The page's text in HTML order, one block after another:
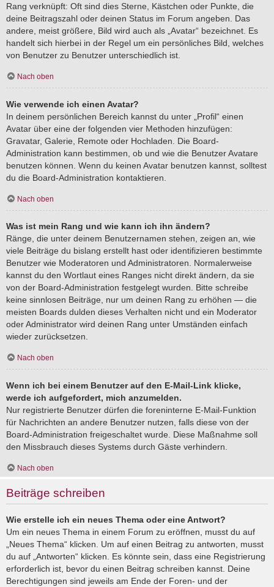
Rang verknüpft: Oft sind dies Sterne, Kästchen oder Punkte, die
deine Beitragszahl oder deinen Status im Forum angeben. Das
andere, meist größere, Bild wird auch als „Avatar“ bezeichnet. Es
handelt sich hierbei in der Regel um ein persönliches Bild, welches
von Benutzer zu Benutzer unterschiedlich ist.
Nach oben
Wie verwende ich einen Avatar?
In deinem persönlichen Bereich kannst du unter „Profil“ einen
Avatar über eine der folgenden vier Methoden hinzufügen:
Gravatar, Galerie, Remote oder Hochladen. Die Board-
Administration kann bestimmen, ob und wie die Benutzer Avatare
benutzen können. Wenn du keinen Avatar benutzen kannst, solltest
du die Board-Administration kontaktieren.
Nach oben
Was ist mein Rang und wie kann ich ihn ändern?
Ränge, die unter deinem Benutzernamen stehen, zeigen an, wie
viele Beiträge du bislang erstellt hast oder identifizieren bestimmte
Benutzer wie Moderatoren und Administratoren. Normalerweise
kannst du den Wortlaut eines Ranges nicht direkt ändern, da sie
von der Board-Administration festgelegt wurden. Bitte schreibe
keine sinnlosen Beiträge, nur um deinen Rang zu erhöhen — die
meisten Boards dulden dieses Verhalten nicht und ein Moderator
oder Administrator wird deinen Rang unter Umständen einfach
wieder zurücksetzen.
Nach oben
Wenn ich bei einem Benutzer auf den E-Mail-Link klicke,
werde ich aufgefordert, mich anzumelden.
Nur registrierte Benutzer dürfen die foreninterne E-Mail-Funktion
für Nachrichten an andere Benutzer nutzen, falls diese von der
Board-Administration freigeschaltet wurde. Diese Maßnahme soll
den Missbrauch dieses Systems durch Gäste verhindern.
Nach oben
Beiträge schreiben
Wie erstelle ich ein neues Thema oder eine Antwort?
Um ein neues Thema in einem Forum zu eröffnen, musst du auf
„Neues Thema“ klicken. Um auf einen Beitrag zu antworten, musst
du auf „Antworten“ klicken. Es könnte sein, dass eine Registrierung
erforderlich ist, bevor du einen Beitrag schreiben kannst. Deine
Berechtigungen sind jeweils am Ende der Foren- und der